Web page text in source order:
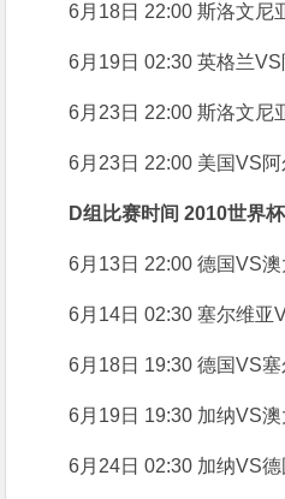
6月18日 22:00 斯洛文尼
6月19日 02:30 英格兰
6月23日 22:00 斯洛文尼
6月23日 22:00 美国VS
D组比赛时间 2010世界
6月13日 22:00 德国VS
6月14日 02:30 塞尔维亚
6月18日 19:30 德国VS
6月19日 19:30 加纳VS
6月24日 02:30 加纳VS